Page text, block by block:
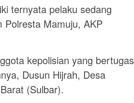
ternyata pelaku sedang
Polresta Mamuju, AKP
kepolisian yang bertugas
Dusun Hijrah, Desa
(Sulbar).